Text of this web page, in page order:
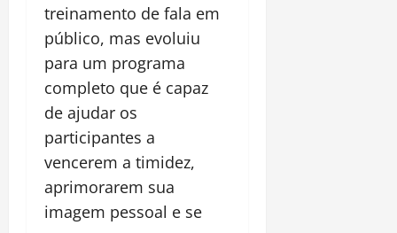
treinamento de fala em
público, mas evoluiu
para um programa
completo que é capaz
de ajudar os
participantes a
vencerem a timidez,
aprimorarem sua
imagem pessoal e se